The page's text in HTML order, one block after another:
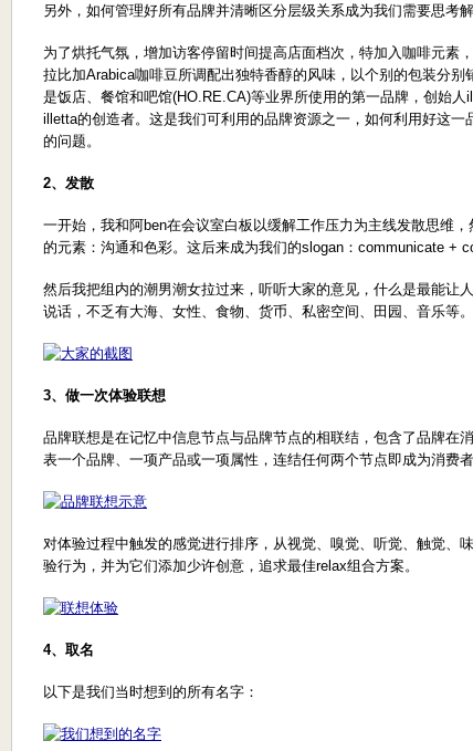
另外，如何管理好所有品牌并清晰区分层级关系成为我们需要思考解
为了烘托气氛，增加访客停留时间提高店面档次，特加入咖啡元素
拉比加Arabica咖啡豆所调配出独特香醇的风味，以个别的包装分别
是饭店、餐馆和吧馆(HO.RE.CA)等业界所使用的第一品牌，创始
illetta的创造者。这是我们可利用的品牌资源之一，如何利用好这
的问题。
2、发散
一开始，我和阿ben在会议室白板以缓解工作压力为主线发散思维
的元素：沟通和色彩。这后来成为我们的slogan：communicate +
然后我把组内的潮男潮女拉过来，听听大家的意见，什么是最能让
说话，不乏有大海、女性、食物、货币、私密空间、田园、音乐等。
3、做一次体验联想
品牌联想是在记忆中信息节点与品牌节点的相联结，包含了品牌在
表一个品牌、一项产品或一项属性，连结任何两个节点即成为消费
对体验过程中触发的感觉进行排序，从视觉、嗅觉、听觉、触觉、
验行为，并为它们添加少许创意，追求最佳relax组合方案。
4、取名
以下是我们当时想到的所有名字：